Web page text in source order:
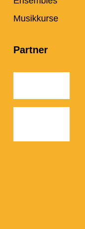
Musikkurse
Partner